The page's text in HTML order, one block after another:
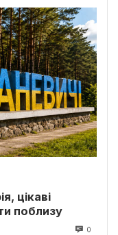
цікаві
поблизу
0